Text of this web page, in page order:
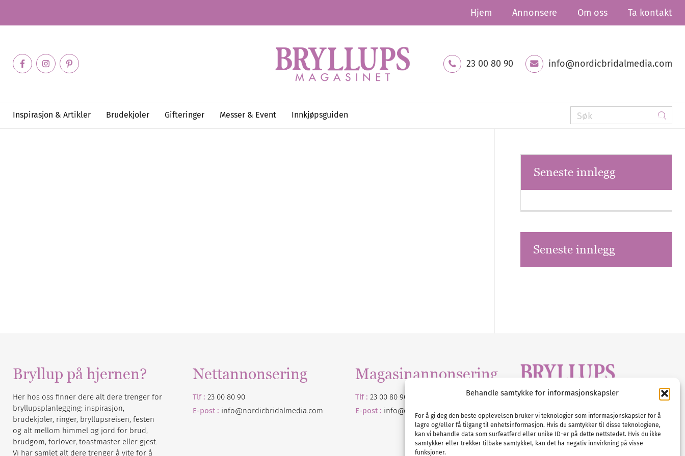
Behandle samtykke for informasjonskapsler
For å gi deg den beste opplevelsen bruker vi teknologier som informasjonskapsler for å
lagre og/eller få tilgang til enhetsinformasjon. Hvis du samtykker til disse teknologiene,
kan vi behandle data som surfeatferd eller unike ID-er på dette nettstedet. Hvis du ikke
samtykker eller trekker tilbake samtykket, kan det ha negativ innvirkning på visse
funksjoner.
Hjem Annonsere Om oss Ta kontakt
23 00 80 90 info@nordicbridalmedia.com
Inspirasjon & Artikler Brudekjoler Gifteringer Messer & Event Innkjøpsguiden
Seneste innlegg
Seneste innlegg
Bryllup på hjernen?
Her hos oss finner dere alt dere trenger for
bryllupsplanlegging: inspirasjon,
brudekjoler, ringer, bryllupsreisen, festen
og alt mellom himmel og jord for brud,
brudgom, forlover, toastmaster eller gjest.
Vi har samlet alt dere trenger å vite for å
Nettannonsering
Tlf : 23 00 80 90
E-post : info@nordicbridalmedia.com
Magasinannonsering
Tlf : 23 00 80 90
E-post : info@ nordicbridalmedia
E-post :info@nordicbridalmedia.com
Bryllupsmagasinet Norge
© All rights reserved.
VAT: NO911740648